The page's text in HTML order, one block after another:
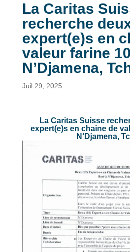
La Caritas
recherche
expert(e)s en
valeur farine
N’Djamena,
Juil 29, 2025
La Caritas Suisse
expert(e)s en chaine de
N’Djamena,